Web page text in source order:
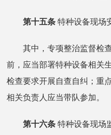
第十五条 特种设备现场
其中，专项整治监督检查
前，应当部署特种设备相关
检查要求开展自查自纠；重
相关负责人应当带队参加。
第十六条 特种设备现场